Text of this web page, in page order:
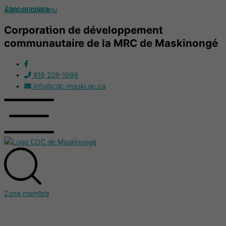
Aller au contenu
Zone membre
Corporation de développement
communautaire de la MRC de Maskinongé
819 228-1096
info@cdc-maski.qc.ca
Zone membre